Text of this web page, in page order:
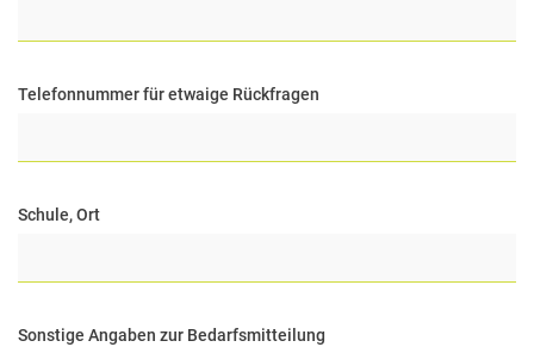
Telefonnummer für etwaige Rückfragen
Schule, Ort
Sonstige Angaben zur Bedarfsmitteilung